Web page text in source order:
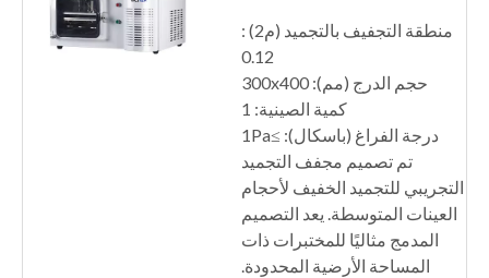
منطقة التجفيف بالتجميد (م2) :
0.12
حجم الدرج (مم): 300x400
كمية الصينية: 1
درجة الفراغ (باسكال): ≥1Pa
تم تصميم مجفف التجميد
التجريبي للتجميد الخفيف لأحجام
العينات المتوسطة. يعد التصميم
المدمج مثاليًا للمختبرات ذات
المساحة الأرضية المحدودة.